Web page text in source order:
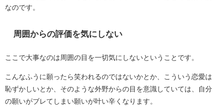
なのです。
周囲からの評価を気にしない
ここで大事なのは周囲の目を一切気にしないということです。
こんなふうに願ったら笑われるのではないかとか、こういう恋愛は
恥ずかしいとか、そのような外野からの目を意識していては、自分
の願いがブレてしまい願いが叶い辛くなります。